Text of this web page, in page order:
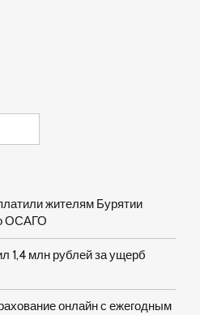
жителям Бурятии
ОСАГО
1,4 млн рублей за ущерб
онлайн с ежегодным